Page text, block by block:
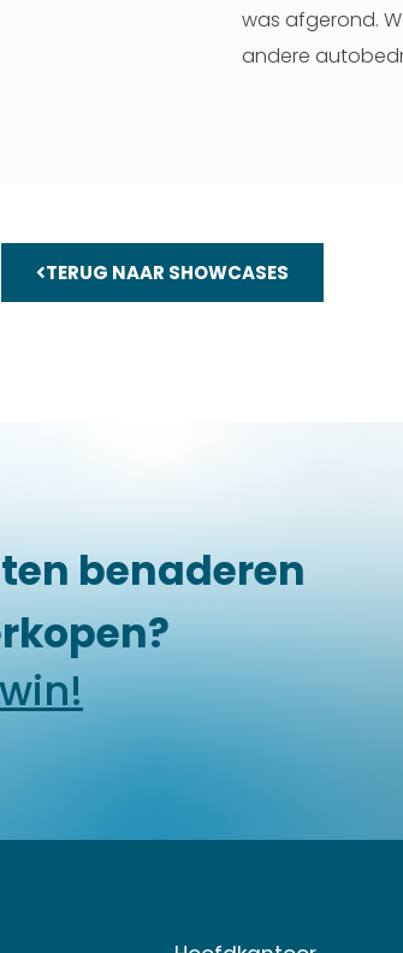
was afgerond.
andere
TERUG NAAR SHOWCASES
benaderen